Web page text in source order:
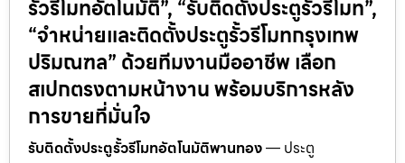
รั้วรีโมทอัตโนมัติ”, “รับติดตั้งประตูรั้วรีโมท”,
“จำหน่ายและติดตั้งประตูรั้วรีโมทกรุงเทพ
ปริมณฑล” ด้วยทีมงานมืออาชีพ เลือก
สเปกตรงตามหน้างาน พร้อมบริการหลัง
การขายที่มั่นใจ
รับติดตั้งประตูรั้วรีโมทอัตโนมัติพานทอง— ประตู